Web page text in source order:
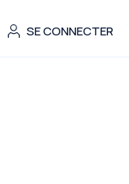
SE CONNECTER